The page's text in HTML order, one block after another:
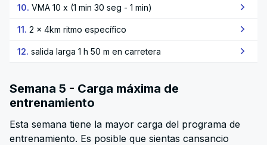
10. VMA 10 x (1 min 30 seg - 1 min)
11. 2 x 4km ritmo específico
12. salida larga 1 h 50 m en carretera
Semana 5 - Carga máxima de
entrenamiento
Esta semana tiene la mayor carga del programa de
entrenamiento. Es posible que sientas cansancio